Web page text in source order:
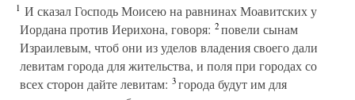
1 И сказал Господь Моисею на равнинах Моавитских у
Иордана против Иерихона, говоря: 2повели сынам
Израилевым, чтоб они из уделов владения своего дали
левитам города для жительства, и поля при городах со
всех сторон дайте левитам: 3города будут им для